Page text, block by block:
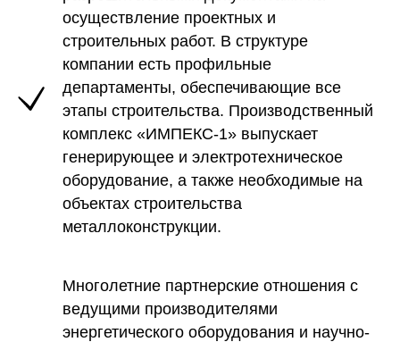
осуществление проектных и
строительных работ. В структуре
компании есть профильные
департаменты, обеспечивающие все
этапы строительства. Производственный
комплекс «ИМПЕКС-1» выпускает
генерирующее и электротехническое
оборудование, а также необходимые на
объектах строительства
металлоконструкции.
Многолетние партнерские отношения с
ведущими производителями
энергетического оборудования и научно-